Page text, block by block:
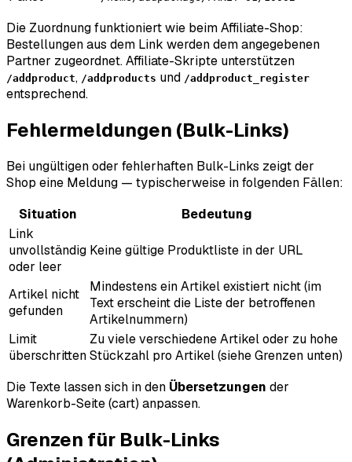
Die Zuordnung funktioniert wie beim Affiliate-Shop:
Bestellungen aus dem Link werden dem angegebenen
Partner zugeordnet. Affiliate-Skripte unterstützen
/addproduct, /addproducts und /addproduct_register
entsprechend.
Fehlermeldungen (Bulk-Links)
Bei ungültigen oder fehlerhaften Bulk-Links zeigt der
Shop eine Meldung — typischerweise in folgenden Fällen:
Situation
Bedeutung
Link
unvollständig
oder leer
Keine gültige Produktliste in der URL
Artikel nicht
gefunden
Mindestens ein Artikel existiert nicht (im
Text erscheint die Liste der betroffenen
Artikelnummern)
Limit
überschritten
Zu viele verschiedene Artikel oder zu hohe
Stückzahl pro Artikel (siehe Grenzen unten)
Die Texte lassen sich in den Übersetzungen der
Warenkorb-Seite (cart) anpassen.
Grenzen für Bulk-Links